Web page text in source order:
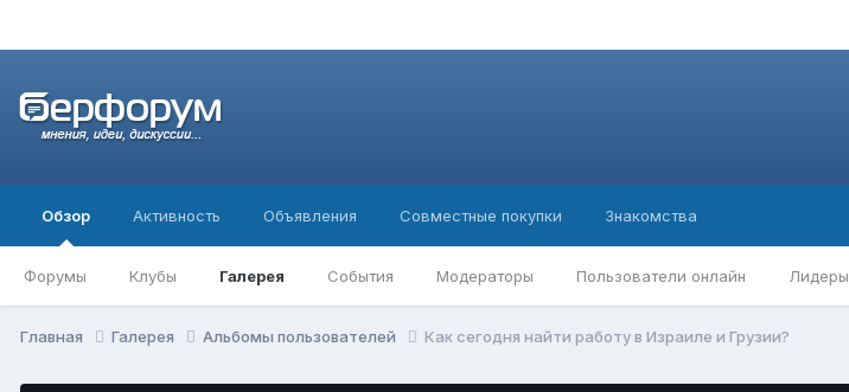
Обзор
Форумы Клубы Галерея События Модераторы Пользователи онлайн Лидеры
Активность Объявления Совместные покупки Знакомства
Главная Галерея Альбомы пользователей Как сегодня найти работу в Израиле и Грузии?